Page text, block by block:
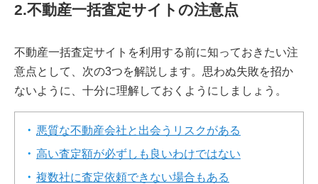
2.不動産一括査定サイトの注意点
不動産一括査定サイトを利用する前に知っておきたい注
意点として、次の3つを解説します。思わぬ失敗を招か
ないように、十分に理解しておくようにしましょう。
悪質な不動産会社と出会うリスクがある
高い査定額が必ずしも良いわけではない
複数社に査定依頼できない場合もある